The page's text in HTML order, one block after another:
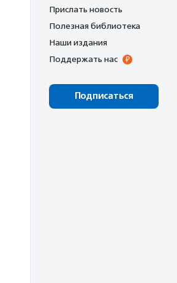
Прислать новость
Полезная библиотека
Наши издания
Поддержать нас
Подписаться